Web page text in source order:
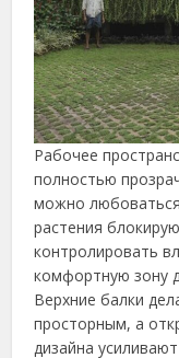
Рабочее
полностью
можно
растения
контролировать
комфортную зону
Верхние балки
просторным, а
дизайна